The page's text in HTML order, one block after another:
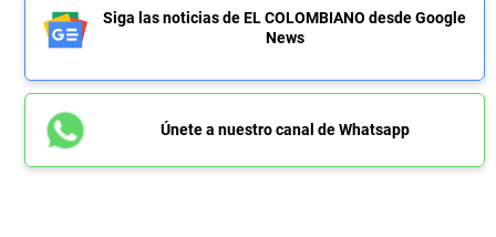
Siga las noticias de EL COLOMBIANO desde Google
News
Únete a nuestro canal de Whatsapp